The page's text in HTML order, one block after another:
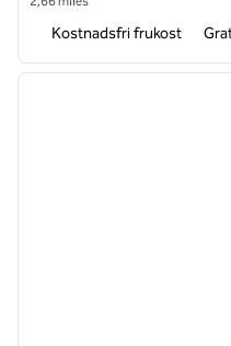
Kostnadsfri frukost
1 av 12